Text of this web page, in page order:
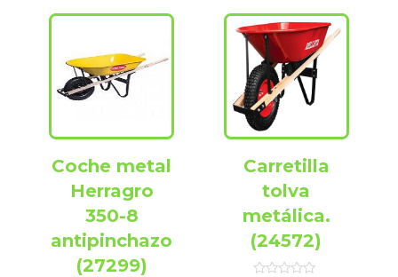
Coche metal
Herragro
350-8
antipinchazo
(27299)
Carretilla
tolva
metálica.
(24572)